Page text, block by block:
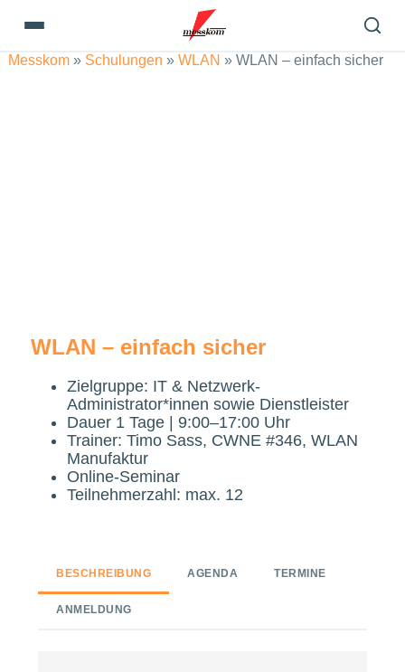
Messkom » Schulungen » WLAN » WLAN – einfach sicher
WLAN – einfach sicher
Zielgruppe: IT & Netzwerk-
Administrator*innen sowie Dienstleister
Dauer 1 Tage | 9:00–17:00 Uhr
Trainer: Timo Sass, CWNE #346, WLAN
Manufaktur
Online-Seminar
Teilnehmerzahl: max. 12
BESCHREIBUNG AGENDA TERMINE
ANMELDUNG